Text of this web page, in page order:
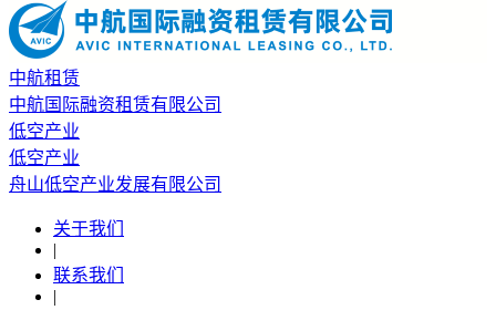
中航租赁
中航国际融资租赁有限公司
低空产业
低空产业
舟山低空产业发展有限公司
关于我们
|
联系我们
|